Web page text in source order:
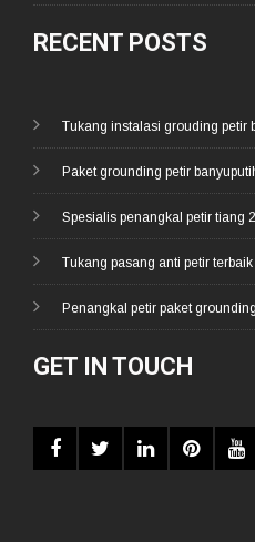
RECENT POSTS
Tukang instalasi grouding petir
Paket grounding petir
Spesialis penangkal petir tiang
Tukang pasang anti petir
Penangkal petir paket
GET IN TOUCH